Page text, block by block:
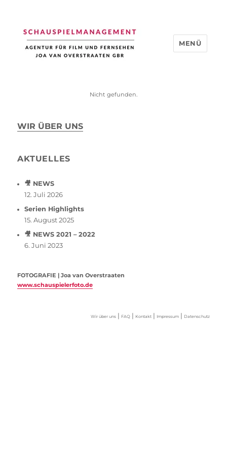
MENÜ
Nicht gefunden.
WIR ÜBER UNS
AKTUELLES
🎥 NEWS
12. Juli 2026
Serien Highlights
15. August 2025
🎥 NEWS 2021 – 2022
6. Juni 2023
FOTOGRAFIE | Joa van Overstraaten
www.schauspielerfoto.de
Wir über uns| FAQ| Kontakt| Impressum| Datenschutz